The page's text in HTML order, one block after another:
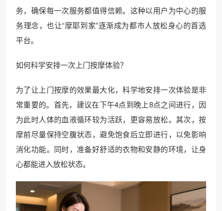
务，确保每一次服务都值得信赖。这种以用户为中心的服
务理念，也让“摩耶到家”逐渐成为都市人放松身心的首选
平台。
如何科学安排一次上门按摩体验？
为了让上门按摩的效果最大化，科学地安排一次体验是非
常重要的。首先，建议在下午4点到晚上8点之间进行，因
为此时人体的血液循环较为活跃，更容易放松。其次，按
摩前尽量保持空腹状态，避免饱食后立即进行，以免影响
消化功能。同时，准备好舒适的衣物和安静的环境，让身
心都能进入放松状态。